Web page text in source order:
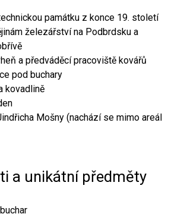
památku z konce 19. století
železářství na Podbrdsku a
a předváděcí pracoviště kovářů
pod buchary
kovadlině
Mošny (nachází se mimo areál
a unikátní předměty